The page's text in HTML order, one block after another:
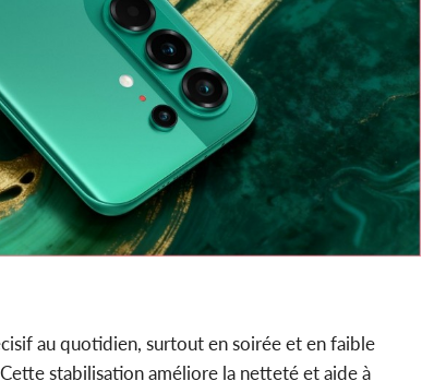
au quotidien, surtout en soirée et en faible
stabilisation améliore la netteté et aide à